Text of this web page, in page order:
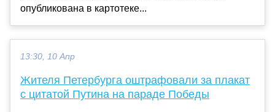
опубликована в картотеке...
13:30, 10 Апр
Жителя Петербурга оштрафовали за плакат
с цитатой Путина на параде Победы